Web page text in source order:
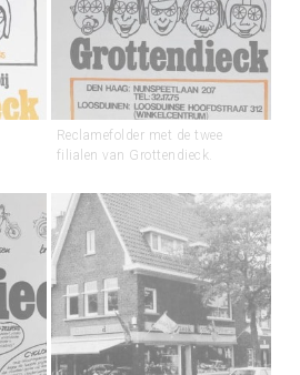
Reclamefolder met de twee
filialen van Grottendieck.